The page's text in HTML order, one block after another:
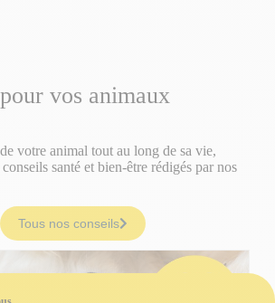
vos animaux
votre animal tout au long de sa vie,
santé et bien-être rédigés par nos
Tous nos conseils